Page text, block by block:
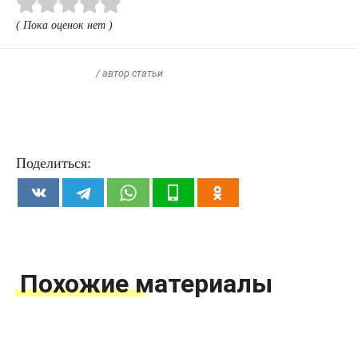
( Пока оценок нет )
/ автор статьи
Поделиться:
Похожие материалы